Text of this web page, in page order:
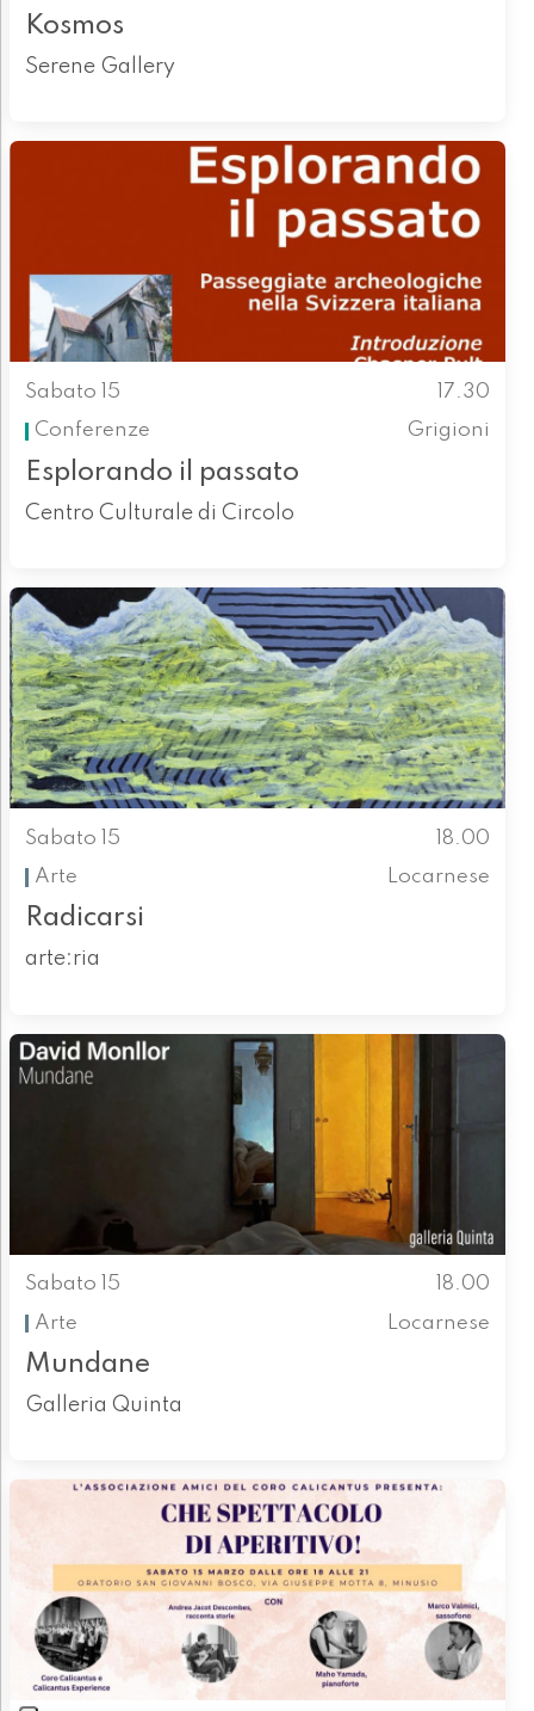
Kosmos
Serene Gallery
Sabato 15
17.30
Conferenze
Grigioni
Esplorando il passato
Centro Culturale di Circolo
Sabato 15
18.00
Arte
Locarnese
Radicarsi
arte:ria
Sabato 15
18.00
Arte
Locarnese
Mundane
Galleria Quinta